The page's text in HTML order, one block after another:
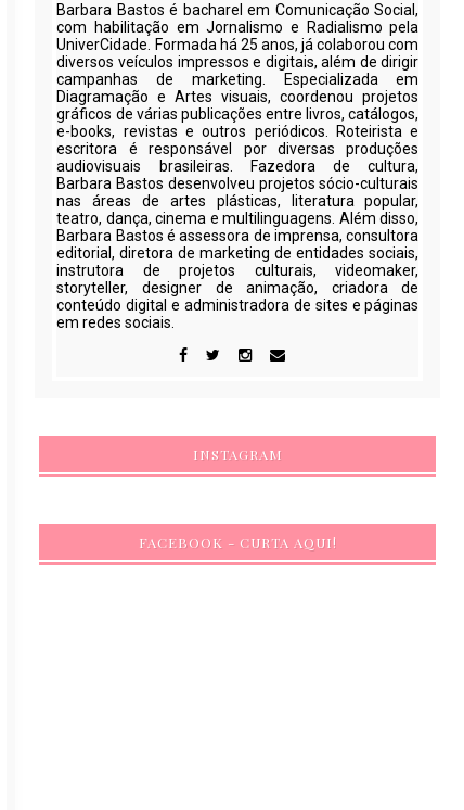
Barbara Bastos é bacharel em Comunicação Social,
com habilitação em Jornalismo e Radialismo pela
UniverCidade. Formada há 25 anos, já colaborou com
diversos veículos impressos e digitais, além de dirigir
campanhas de marketing. Especializada em
Diagramação e Artes visuais, coordenou projetos
gráficos de várias publicações entre livros, catálogos,
e-books, revistas e outros periódicos. Roteirista e
escritora é responsável por diversas produções
audiovisuais brasileiras. Fazedora de cultura,
Barbara Bastos desenvolveu projetos sócio-culturais
nas áreas de artes plásticas, literatura popular,
teatro, dança, cinema e multilinguagens. Além disso,
Barbara Bastos é assessora de imprensa, consultora
editorial, diretora de marketing de entidades sociais,
instrutora de projetos culturais, videomaker,
storyteller, designer de animação, criadora de
conteúdo digital e administradora de sites e páginas
em redes sociais.
INSTAGRAM
FACEBOOK - CURTA AQUI!